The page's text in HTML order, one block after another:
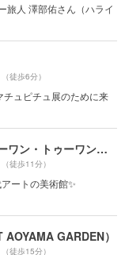
旅人 澤部佑さん（ハライ
（徒歩6分）
ュピチュ展のために来
21_21 DESIGN SIGHT（トゥーワン・トゥーワン・デザインサイト）
（徒歩11分）
ートの美術館✨
GARDEN）
（徒歩15分）